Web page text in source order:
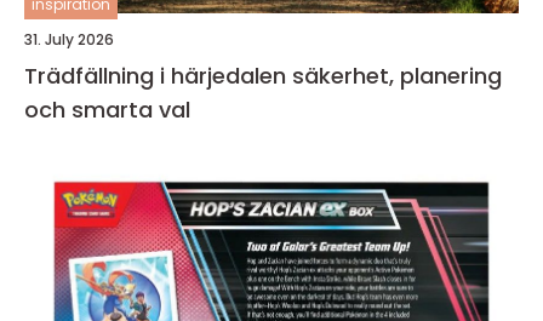
inspiration
31. July 2026
Trädfällning i härjedalen säkerhet, planering
och smarta val